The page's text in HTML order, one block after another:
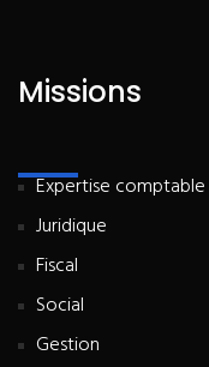
Missions
Expertise comptable
Juridique
Fiscal
Social
Gestion